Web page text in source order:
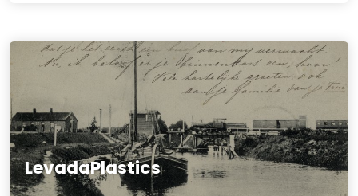
LevadaPlastics